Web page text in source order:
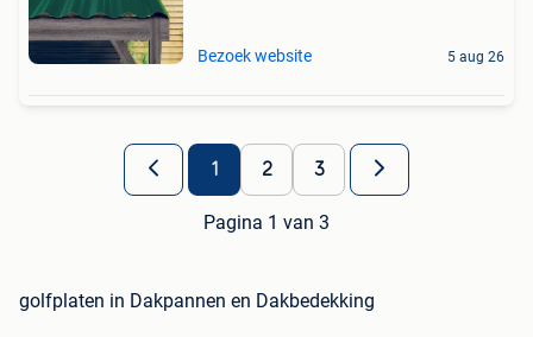
Bezoek website 5 aug 26
1 2 3
Pagina 1 van 3
golfplaten in Dakpannen en Dakbedekking